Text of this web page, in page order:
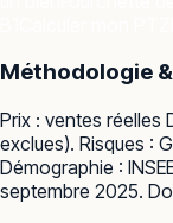
Méthodologie
Prix : ventes réelles
exclues). Risques :
Démographie :
septembre 2025.